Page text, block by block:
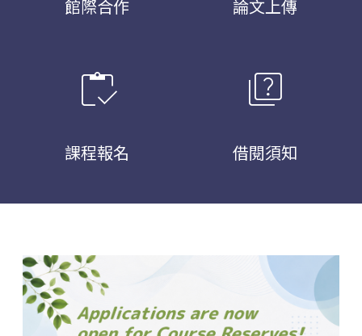
館際合作 論文上傳
inventory
課程報名
quiz
借閱須知